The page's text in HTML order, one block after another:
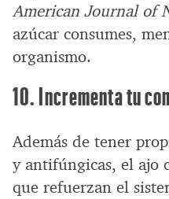
American Journal of
azúcar consumes,
organismo.
10. Incrementa tu
Además de tener
y antifúngicas, el ajo
que refuerzan el